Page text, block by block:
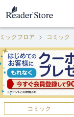
ックフロア コミック
コミック